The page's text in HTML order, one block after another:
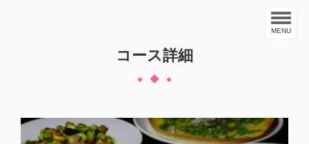
MENU
コース詳細